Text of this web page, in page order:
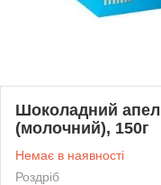
Шоколадний
(молочний), 150г
Немає в наявності
Роздріб